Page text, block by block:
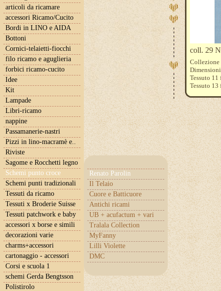
articoli da ricamare
accessori Ricamo/Cucito
Bordi in LINO e AIDA
Bottoni
Cornici-telaietti-fiocchi
filo ricamo e aguglieria
forbici ricamo-cucito
Idee
Kit
Lampade
Libri-ricamo
nappine
Passamanerie-nastri
Pizzi in lino-macramè e..
Riviste
Sagome e Rocchetti legno
Schemi punto croce
Renato Parolin
Il Telaio
Cuore e Batticuore
Antichi ricami
UB + acufactum + vari
Tralala Collection
MyFanny
Lilli Violette
DMC
Schemi punti tradizionali
Tessuti da ricamo
Tessuti x Broderie Suisse
Tessuti patchwork e baby
accessori x borse e simili
decorazioni varie
charms+accessori
cartonaggio - accessori
Corsi e scuola 1
schemi Gerda Bengtsson
Polistirolo
coll. 29
Collezione
Tessuto
Tessuto
Fili DMC e